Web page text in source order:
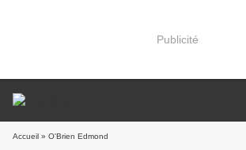
Publicité
Accueil » O'Brien Edmond